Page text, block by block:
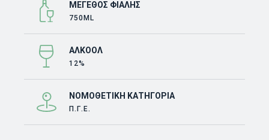
ΜΈΓΕΘΟΣ ΦΙΆΛΗΣ
750ML
ΑΛΚΟΌΛ
12%
ΝΟΜΟΘΕΤΙΚΉ ΚΑΤΗΓΟΡΊΑ
Π.Γ.Ε.